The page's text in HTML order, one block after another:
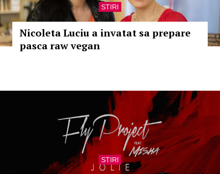
STIRI
Nicoleta Luciu a invatat sa prepare
pasca raw vegan
STIRI